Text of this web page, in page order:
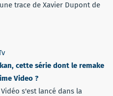
trace de Xavier Dupont de
cette série dont le remake
Video ?
s'est lancé dans la